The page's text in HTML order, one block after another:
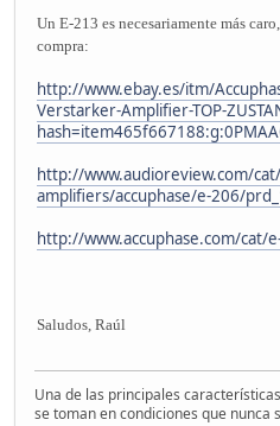
Un E-213 es necesariamente más
compra:
http://www.ebay.es/itm/
Verstarker-Amplifier-TOP-
http://www.audioreview.com/
amplifiers/accuphase/e-206/
http://www.accuphase.com/cat/
Saludos, Raúl
Una de las principales
se toman en condiciones que nunca